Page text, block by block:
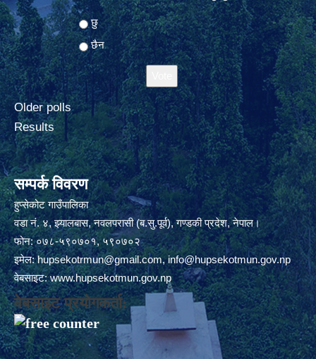
Choices
छु
छैन
Older polls
Results
सम्पर्क विवरण
हुप्सेकोट गाउँपालिका
वडा नं. ४, झ्यालबास, नवलपरासी (ब.सु.पूर्व), गण्डकी प्रदेश, नेपाल।
फोन: ०७८-५९०७०१, ५९०७०२
इमेल:hupsekotrmun@gmail.com,info@hupsekotmun.gov.np
वेबसाइट:www.hupsekotmun.gov.np
वेबसाइट प्रयोगकर्ता: